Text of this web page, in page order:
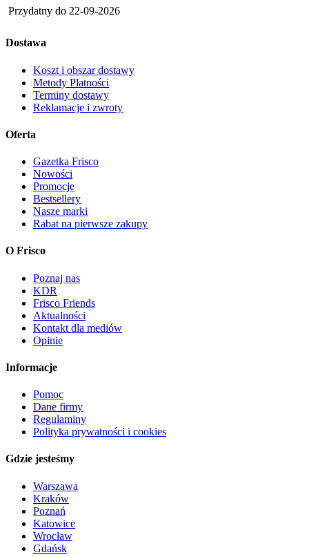
Przydatny do 22-09-2026
Dostawa
Koszt i obszar dostawy
Metody Płatności
Terminy dostawy
Reklamacje i zwroty
Oferta
Gazetka Frisco
Nowości
Promocje
Bestsellery
Nasze marki
Rabat na pierwsze zakupy
O Frisco
Poznaj nas
KDR
Frisco Friends
Aktualności
Kontakt dla mediów
Opinie
Informacje
Pomoc
Dane firmy
Regulaminy
Polityka prywatności i cookies
Gdzie jesteśmy
Warszawa
Kraków
Poznań
Katowice
Wrocław
Gdańsk